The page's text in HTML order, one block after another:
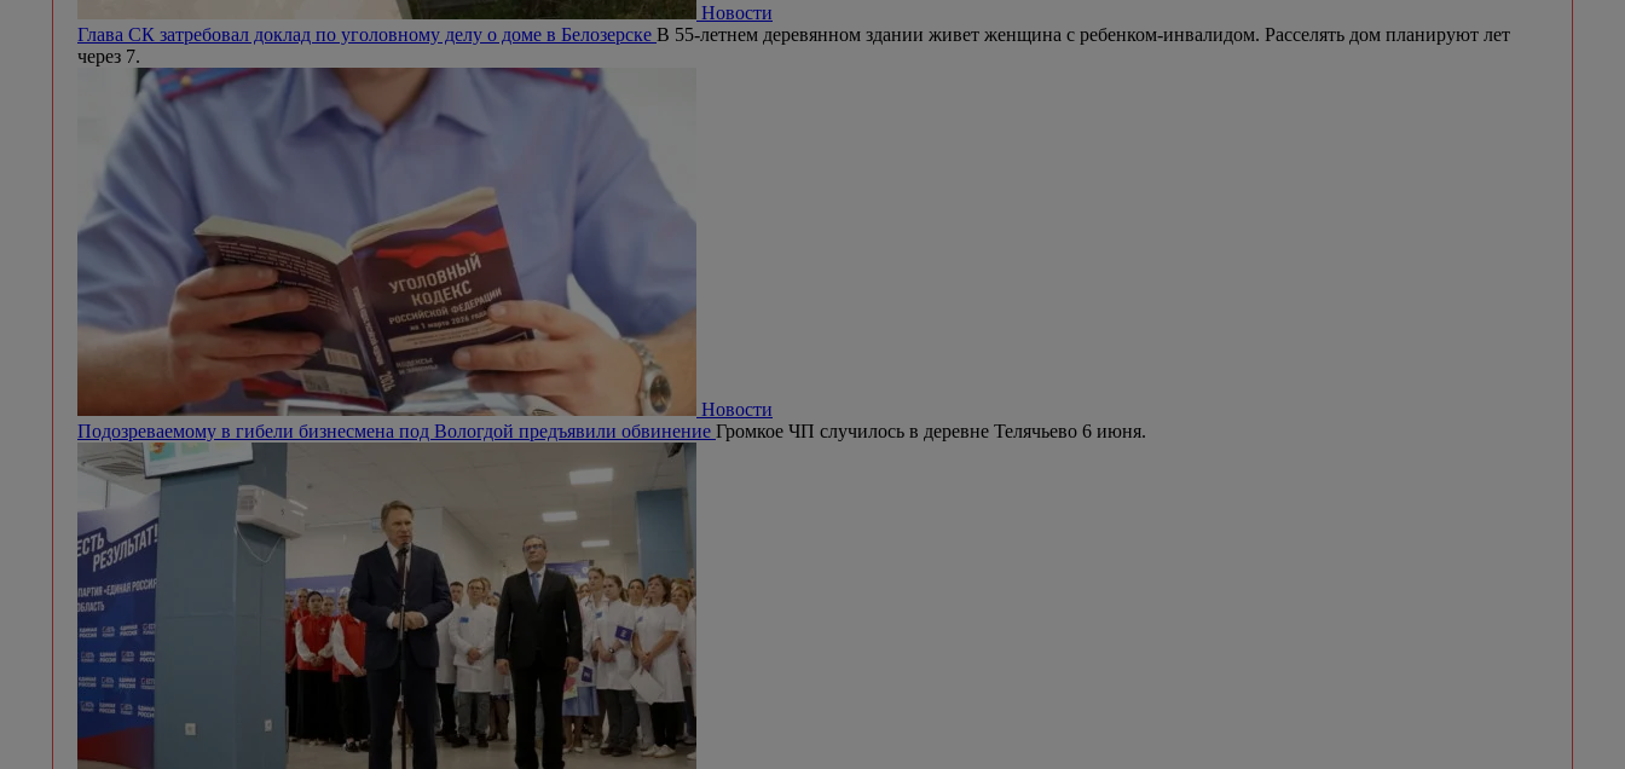
Новости
Глава СК затребовал доклад по уголовному делу о доме в Белозерске В 55-летнем деревянном здании живет женщина с ребенком-инвалидом. Расселять дом планируют лет
через 7.
Новости
Подозреваемому в гибели бизнесмена под Вологдой предъявили обвинение Громкое ЧП случилось в деревне Телячьево 6 июня.